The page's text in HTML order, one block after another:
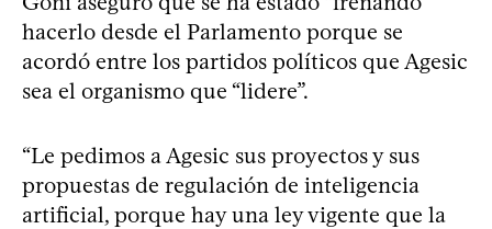
hacerlo desde el Parlamento porque se
acordó entre los partidos políticos que Agesic
sea el organismo que “lidere”.
“Le pedimos a Agesic sus proyectos y sus
propuestas de regulación de inteligencia
artificial, porque hay una ley vigente que la